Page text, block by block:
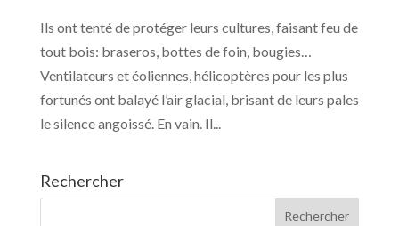
Ils ont tenté de protéger leurs cultures, faisant feu de
tout bois: braseros, bottes de foin, bougies…
Ventilateurs et éoliennes, hélicoptères pour les plus
fortunés ont balayé l’air glacial, brisant de leurs pales
le silence angoissé. En vain. Il...
Rechercher